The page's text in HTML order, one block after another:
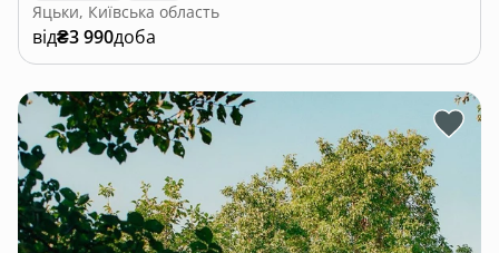
Яцьки, Київська область
від₴3 990доба